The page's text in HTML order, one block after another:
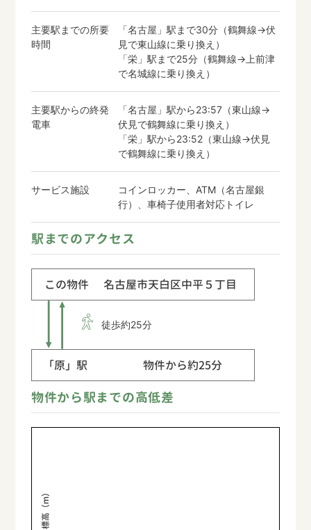
主要駅までの所要
時間
「名古屋」駅まで30分（鶴舞線→伏
見で東山線に乗り換え）
「栄」駅まで25分（鶴舞線→上前津
で名城線に乗り換え）
主要駅からの終発
電車
「名古屋」駅から23:57（東山線→
伏見で鶴舞線に乗り換え）
「栄」駅から23:52（東山線→伏見
で鶴舞線に乗り換え）
サービス施設
コインロッカー、ATM（名古屋銀
行）、車椅子使用者対応トイレ
駅までのアクセス
この物件 名古屋市天白区中平５丁目
徒歩約25分
「原」駅 物件から約25分
物件から駅までの高低差
標高（m）